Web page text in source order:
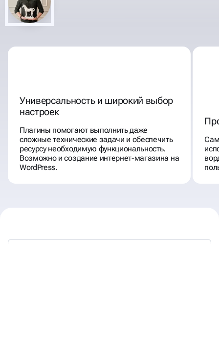
Универсальность и широкий выбор
настроек
Плагины помогают выполнить даже
сложные технические задачи и обеспечить
ресурсу необходимую функциональность.
Возможно и создание интернет-магазина на
WordPress.